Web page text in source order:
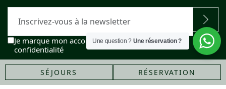
SÉJOURS RÉSERVATION
RGPD
Je marque mon accord avec la politique de
confidentialité
E-
mail
Une question ? Une réservation ?